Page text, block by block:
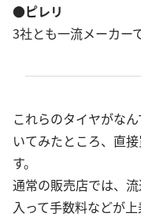
●ピレリ
3社とも一流メーカー
これらのタイヤがな
いてみたところ、直
す。
通常の販売店では、
入って手数料などが